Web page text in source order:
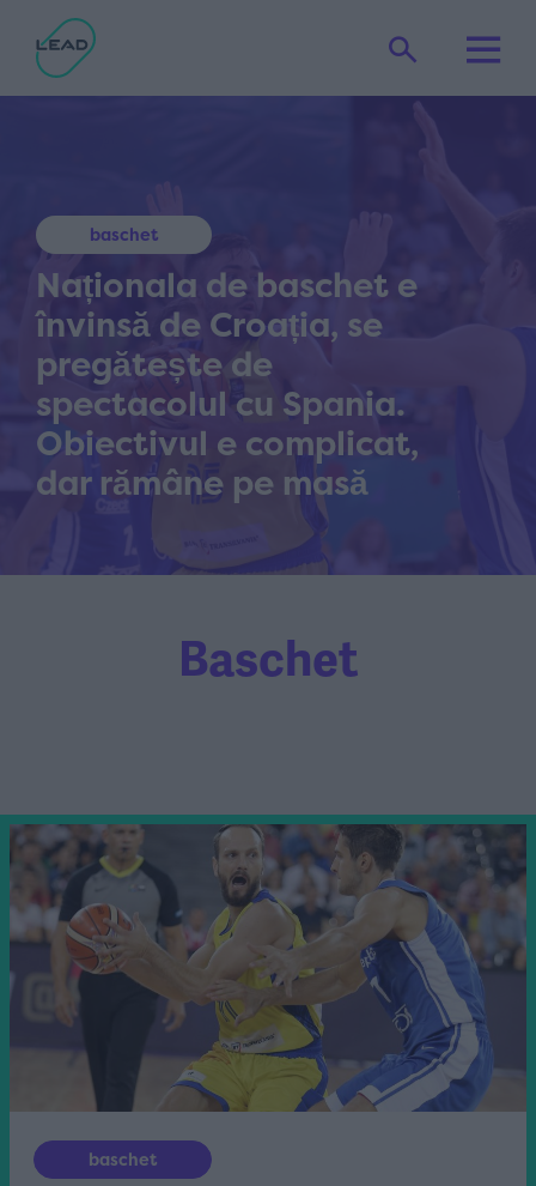
Baschet
baschet
Naționala de baschet e
învinsă de Croația, se
pregătește de
spectacolul cu Spania.
Obiectivul e complicat,
dar rămâne pe masă
baschet